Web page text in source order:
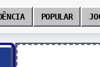
POPULAR